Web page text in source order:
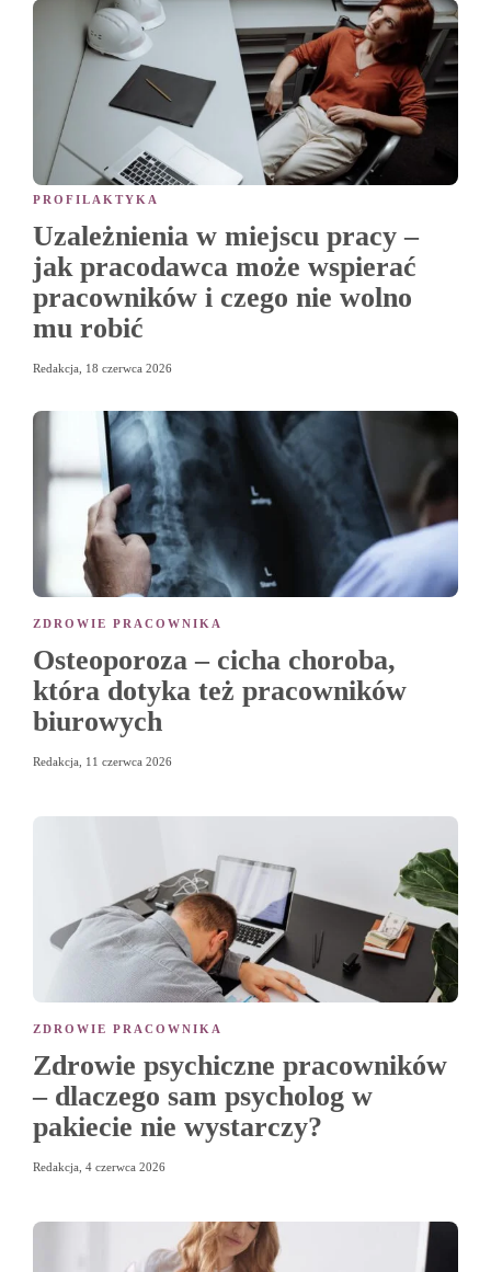
PROFILAKTYKA
Uzależnienia w miejscu pracy –
jak pracodawca może wspierać
pracowników i czego nie wolno
mu robić
Redakcja, 18 czerwca 2026
ZDROWIE PRACOWNIKA
Osteoporoza – cicha choroba,
która dotyka też pracowników
biurowych
Redakcja, 11 czerwca 2026
ZDROWIE PRACOWNIKA
Zdrowie psychiczne pracowników
– dlaczego sam psycholog w
pakiecie nie wystarczy?
Redakcja, 4 czerwca 2026